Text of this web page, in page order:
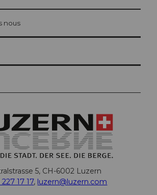
Lucerne
qu'hôte pour la nuit
nous
5, CH-6002 Luzern
227 17 17, luzern@luzern.com